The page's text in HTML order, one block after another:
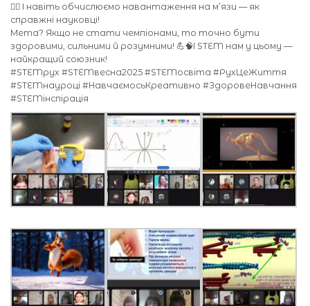
🤸‍♀️ І навіть обчислюємо навантаження на м’язи — як
справжні науковці!
Мета? Якщо не стати чемпіонами, то точно бути
здоровими, сильними й розумними! 💪🧠І STEM нам у цьому —
найкращий союзник!
#STEMрух #STEMвесна2025 #STEMосвіта #РухЦеЖиття
#STEMнауроці #НавчаємосьКреативно #ЗдоровеНавчання
#STEMінспірація